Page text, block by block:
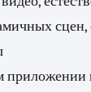
сцен,
приложении